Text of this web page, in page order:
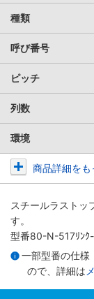
種類
呼び番号
ピッチ
列数
環境
商品詳細をも
スチールラストッ
す。
型番80-N-517ﾘﾝｸ-
一部型番の仕様
ので、詳細は